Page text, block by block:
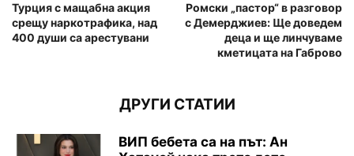
Турция с мащабна акция
срещу наркотрафика, над
400 души са арестувани
Ромски „пастор“ в разговор
с Демерджиев: Ще доведем
деца и ще линчуваме
кметицата на Габрово
ДРУГИ СТАТИИ
ВИП бебета са на път: Ан